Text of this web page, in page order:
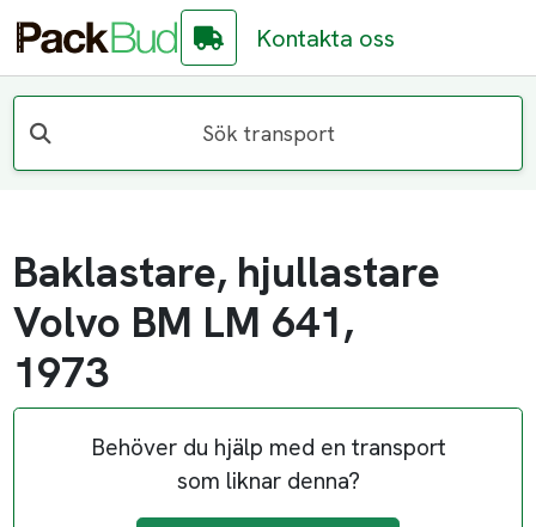
Kontakta oss
Sök transport
Baklastare, hjullastare
Volvo BM LM 641,
1973
Behöver du hjälp med en transport
som liknar denna?